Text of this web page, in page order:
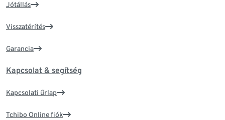
Jótállás
Visszatérítés
Garancia
Kapcsolat & segítség
Kapcsolati űrlap
Tchibo Online fiók